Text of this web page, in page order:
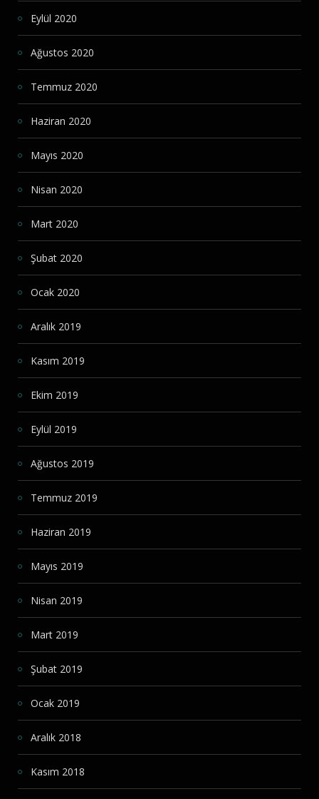
Eylül 2020
Ağustos 2020
Temmuz 2020
Haziran 2020
Mayıs 2020
Nisan 2020
Mart 2020
Şubat 2020
Ocak 2020
Aralık 2019
Kasım 2019
Ekim 2019
Eylül 2019
Ağustos 2019
Temmuz 2019
Haziran 2019
Mayıs 2019
Nisan 2019
Mart 2019
Şubat 2019
Ocak 2019
Aralık 2018
Kasım 2018